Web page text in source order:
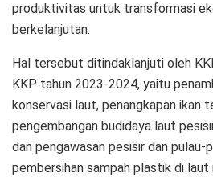
produktivitas untuk transformasi
berkelanjutan.
Hal tersebut ditindaklanjuti oleh
KKP tahun 2023-2024, yaitu
konservasi laut, penangkapan ikan
pengembangan budidaya laut
dan pengawasan pesisir dan pulau-
pembersihan sampah plastik di laut